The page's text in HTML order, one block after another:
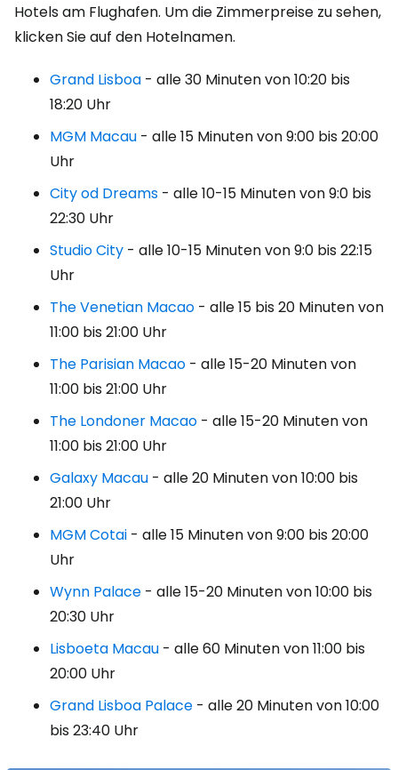
Hotels am Flughafen. Um die Zimmerpreise zu sehen,
klicken Sie auf den Hotelnamen.
Grand Lisboa - alle 30 Minuten von 10:20 bis
18:20 Uhr
MGM Macau - alle 15 Minuten von 9:00 bis 20:00
Uhr
City od Dreams - alle 10-15 Minuten von 9:0 bis
22:30 Uhr
Studio City - alle 10-15 Minuten von 9:0 bis 22:15
Uhr
The Venetian Macao - alle 15 bis 20 Minuten von
11:00 bis 21:00 Uhr
The Parisian Macao - alle 15-20 Minuten von
11:00 bis 21:00 Uhr
The Londoner Macao - alle 15-20 Minuten von
11:00 bis 21:00 Uhr
Galaxy Macau - alle 20 Minuten von 10:00 bis
21:00 Uhr
MGM Cotai - alle 15 Minuten von 9:00 bis 20:00
Uhr
Wynn Palace - alle 15-20 Minuten von 10:00 bis
20:30 Uhr
Lisboeta Macau - alle 60 Minuten von 11:00 bis
20:00 Uhr
Grand Lisboa Palace - alle 20 Minuten von 10:00
bis 23:40 Uhr